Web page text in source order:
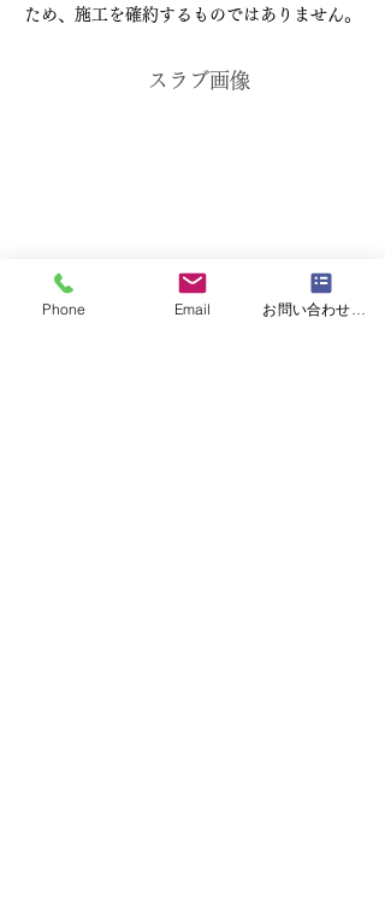
ため、施工を確約するものではありません。
スラブ画像
Phone Email